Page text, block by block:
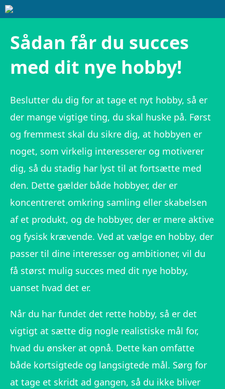
Sådan får du succes
med dit nye hobby!
Beslutter du dig for at tage et nyt hobby, så er
der mange vigtige ting, du skal huske på. Først
og fremmest skal du sikre dig, at hobbyen er
noget, som virkelig interesserer og motiverer
dig, så du stadig har lyst til at fortsætte med
den. Dette gælder både hobbyer, der er
koncentreret omkring samling eller skabelsen
af et produkt, og de hobbyer, der er mere aktive
og fysisk krævende. Ved at vælge en hobby, der
passer til dine interesser og ambitioner, vil du
få størst mulig succes med dit nye hobby,
uanset hvad det er.
Når du har fundet det rette hobby, så er det
vigtigt at sætte dig nogle realistiske mål for,
hvad du ønsker at opnå. Dette kan omfatte
både kortsigtede og langsigtede mål. Sørg for
at tage et skridt ad gangen, så du ikke bliver